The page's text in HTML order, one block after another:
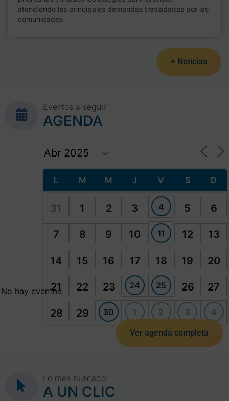
atendiendo las principales demandas trasladadas por las
comunidades
+ Noticias
Eventos a seguir
AGENDA
L M M J V S D
31 1 2 3 4 5 6
7 8 9 10 11 12 13
14 15 16 17 18 19 20
21 22 23 24 25 26 27
28 29 30 1 2 3 4
No hay eventos
Ver agenda completa
Lo más buscado
A UN CLIC